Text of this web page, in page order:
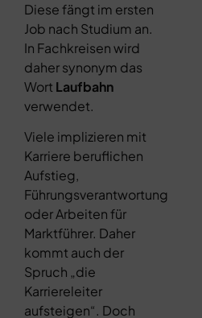
Diese fängt im ersten
Job nach Studium an.
In Fachkreisen wird
daher synonym das
Wort Laufbahn
verwendet.
Viele implizieren mit
Karriere beruflichen
Aufstieg,
Führungsverantwortung
oder Arbeiten für
Marktführer. Daher
kommt auch der
Spruch „die
Karriereleiter
aufsteigen“. Doch